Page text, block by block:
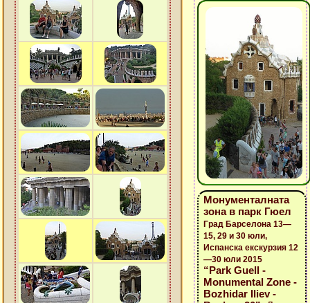
Монументалната
зона в парк Гюел
Град Барселона 13—
15, 29 и 30 юли,
Испанска екскурзия 12
—30 юли 2015
“Park Guell -
Monumental Zone -
Bozhidar Iliev -